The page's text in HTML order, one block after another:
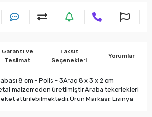
Garanti ve
Teslimat
Taksit
Seçenekleri
Yorumlar
8 cm - Polis - 3Araç 8 x 3 x 2 cm
malzemeden üretilmiştir.Araba tekerlekleri
ettirilebilmektedir.Ürün Markası: Lisinya